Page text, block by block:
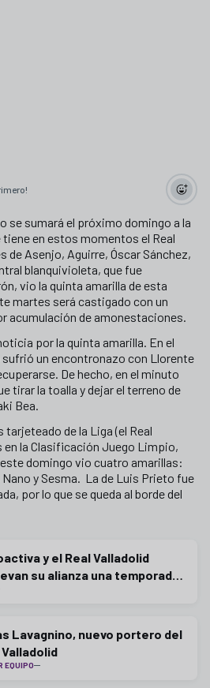
se sumará el próximo domingo a la
tiene en estos momentos el Real
de Asenjo, Aguirre, Óscar Sánchez,
blanquivioleta, que fue
vio la quinta amarilla de esta
martes será castigado con un
acumulación de amonestaciones.
por la quinta amarilla. En el
un encontronazo con Llorente
De hecho, en el minuto
tirar la toalla y dejar el terreno de
Bea.
de la Liga (el Real
en la Clasificación Juego Limpio,
este domingo vio cuatro amarillas:
y Sesma. La de Luis Prieto fue
por lo que se queda al borde del
y el Real Valladolid
su alianza una temporada
Lavagnino, nuevo portero del
Valladolid
EQUIPO